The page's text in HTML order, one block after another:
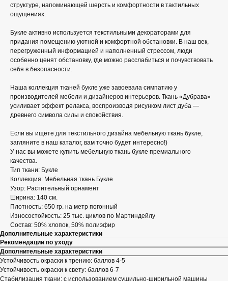
структуре, напоминающей шерсть и комфортности в тактильных
ощущениях.
Букле активно используется текстильными декораторами для
придания помещению уютной и комфортной обстановки. В наш век,
перегруженный информацией и наполненный стрессом, люди
особенно ценят обстановку, где можно расслабиться и почувствовать
себя в безопасности.
Наша коллекция тканей букле уже завоевала симпатию у
производителей мебели и дизайнеров интерьеров. Ткань «Дубрава»
усиливает эффект релакса, воспроизводя рисунком лист дуба —
древнего символа силы и спокойствия.
Если вы ищете для текстильного дизайна мебельную ткань букле,
загляните в наш каталог, вам точно будет интересно!)
У нас вы можете купить мебельную ткань букле премиального
качества.
Тип ткани: Букле
Коллекция: Мебельная ткань Букле
Узор: Растительный орнамент
Ширина: 140 см.
Плотность: 650 гр. на метр погонный
Износостойкость: 25 тыс. циклов по Мартиндейлу
Состав: 50% хлопок, 50% полиэфир
Дополнительные характеристики
Рекомендации по уходу
Дополнительные характеристики
Устойчивость окраски к трению: баллов 4-5
Устойчивость окраски к свету: баллов 6-7
Стабилизация ткани: с использованием сушильно-ширильной машины